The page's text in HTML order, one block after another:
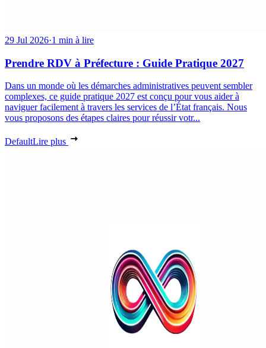
29 Jul 2026·1 min à lire
Prendre RDV à Préfecture : Guide Pratique 2027
Dans un monde où les démarches administratives peuvent sembler
complexes, ce guide pratique 2027 est conçu pour vous aider à
naviguer facilement à travers les services de l’État français. Nous
vous proposons des étapes claires pour réussir votr...
DefaultLire plus